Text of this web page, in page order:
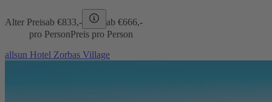
Alter Preisab €833,- ab €666,-
pro PersonPreis pro Person
allsun Hotel Zorbas Village